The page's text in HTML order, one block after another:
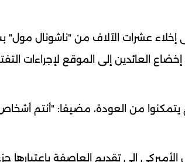
عشرات الآلاف من "ناشونال مول"
إخضاع العائدين إلى الموقع لإجراءات
يتمكنوا من العودة، مضيفا: "أنتم أشخاص
الأميركي إلى تقديم العاصفة باعتبارها